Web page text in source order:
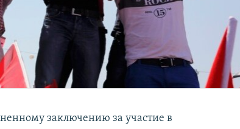
заключению за участие в